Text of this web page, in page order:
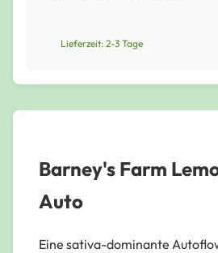
Lieferzeit: 2-3 Tage
Barney's Farm
Auto
Eine sativa-dominante